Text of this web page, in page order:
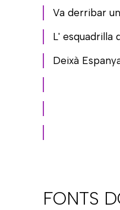
Va derribar
L' esquadrilla
Deixà
FONTS